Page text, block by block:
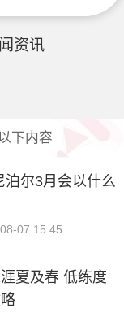
资讯
下内容
泊尔3月会以什么
07 15:45
夏及春 低练度